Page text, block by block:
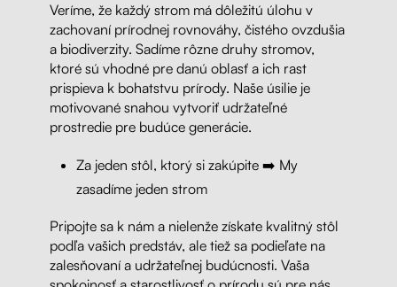
Veríme, že každý strom má dôležitú úlohu v
zachovaní prírodnej rovnováhy, čistého ovzdušia
a biodiverzity. Sadíme rôzne druhy stromov,
ktoré sú vhodné pre danú oblasť a ich rast
prispieva k bohatstvu prírody. Naše úsilie je
motivované snahou vytvoriť udržateľné
prostredie pre budúce generácie.
Za jeden stôl, ktorý si zakúpite ➡️ My
zasadíme jeden strom
Pripojte sa k nám a nielenže získate kvalitný stôl
podľa vašich predstáv, ale tiež sa podieľate na
zalesňovaní a udržateľnej budúcnosti. Vaša